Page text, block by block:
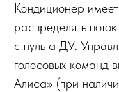
Кондиционер
распределять
с пульта ДУ.
голосовых команд
Алиса» (при